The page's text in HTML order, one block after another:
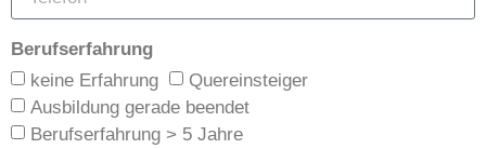
Berufserfahrung
keine Erfahrung
Quereinsteiger
Ausbildung gerade beendet
Berufserfahrung > 5 Jahre